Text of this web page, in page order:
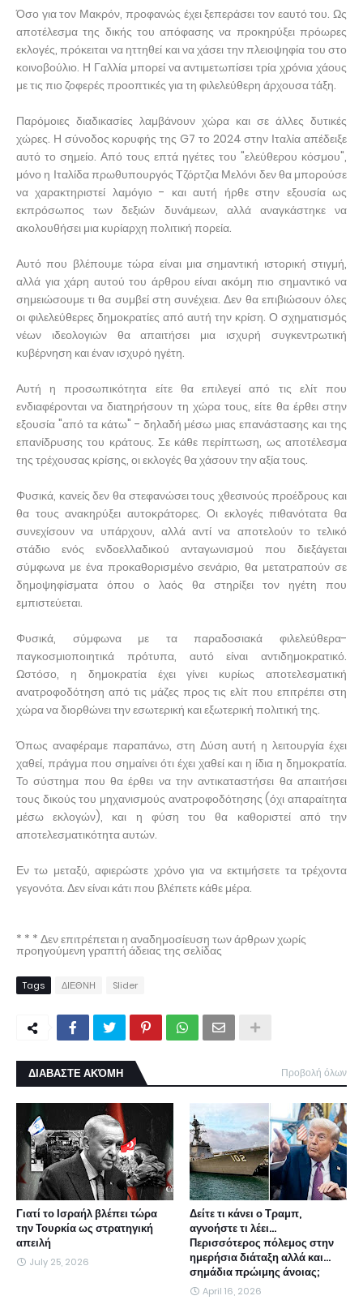
Όσο για τον Μακρόν, προφανώς έχει ξεπεράσει τον εαυτό του. Ως
αποτέλεσμα της δικής του απόφασης να προκηρύξει πρόωρες
εκλογές, πρόκειται να ηττηθεί και να χάσει την πλειοψηφία του στο
κοινοβούλιο. Η Γαλλία μπορεί να αντιμετωπίσει τρία χρόνια χάους
με τις πιο ζοφερές προοπτικές για τη φιλελεύθερη άρχουσα τάξη.
Παρόμοιες διαδικασίες λαμβάνουν χώρα και σε άλλες δυτικές
χώρες. Η σύνοδος κορυφής της G7 το 2024 στην Ιταλία απέδειξε
αυτό το σημείο. Από τους επτά ηγέτες του "ελεύθερου κόσμου",
μόνο η Ιταλίδα πρωθυπουργός Τζόρτζια Μελόνι δεν θα μπορούσε
να χαρακτηριστεί λαμόγιο - και αυτή ήρθε στην εξουσία ως
εκπρόσωπος των δεξιών δυνάμεων, αλλά αναγκάστηκε να
ακολουθήσει μια κυρίαρχη πολιτική πορεία.
Αυτό που βλέπουμε τώρα είναι μια σημαντική ιστορική στιγμή,
αλλά για χάρη αυτού του άρθρου είναι ακόμη πιο σημαντικό να
σημειώσουμε τι θα συμβεί στη συνέχεια. Δεν θα επιβιώσουν όλες
οι φιλελεύθερες δημοκρατίες από αυτή την κρίση. Ο σχηματισμός
νέων ιδεολογιών θα απαιτήσει μια ισχυρή συγκεντρωτική
κυβέρνηση και έναν ισχυρό ηγέτη.
Αυτή η προσωπικότητα είτε θα επιλεγεί από τις ελίτ που
ενδιαφέρονται να διατηρήσουν τη χώρα τους, είτε θα έρθει στην
εξουσία "από τα κάτω" - δηλαδή μέσω μιας επανάστασης και της
επανίδρυσης του κράτους. Σε κάθε περίπτωση, ως αποτέλεσμα
της τρέχουσας κρίσης, οι εκλογές θα χάσουν την αξία τους.
Φυσικά, κανείς δεν θα στεφανώσει τους χθεσινούς προέδρους και
θα τους ανακηρύξει αυτοκράτορες. Οι εκλογές πιθανότατα θα
συνεχίσουν να υπάρχουν, αλλά αντί να αποτελούν το τελικό
στάδιο ενός ενδοελλαδικού ανταγωνισμού που διεξάγεται
σύμφωνα με ένα προκαθορισμένο σενάριο, θα μετατραπούν σε
δημοψηφίσματα όπου ο λαός θα στηρίξει τον ηγέτη που
εμπιστεύεται.
Φυσικά, σύμφωνα με τα παραδοσιακά φιλελεύθερα-
παγκοσμιοποιητικά πρότυπα, αυτό είναι αντιδημοκρατικό.
Ωστόσο, η δημοκρατία έχει γίνει κυρίως αποτελεσματική
ανατροφοδότηση από τις μάζες προς τις ελίτ που επιτρέπει στη
χώρα να διορθώνει την εσωτερική και εξωτερική πολιτική της.
Όπως αναφέραμε παραπάνω, στη Δύση αυτή η λειτουργία έχει
χαθεί, πράγμα που σημαίνει ότι έχει χαθεί και η ίδια η δημοκρατία.
Το σύστημα που θα έρθει να την αντικαταστήσει θα απαιτήσει
τους δικούς του μηχανισμούς ανατροφοδότησης (όχι απαραίτητα
μέσω εκλογών), και η φύση του θα καθοριστεί από την
αποτελεσματικότητα αυτών.
Εν τω μεταξύ, αφιερώστε χρόνο για να εκτιμήσετε τα τρέχοντα
γεγονότα. Δεν είναι κάτι που βλέπετε κάθε μέρα.
* * * Δεν επιτρέπεται η αναδημοσίευση των άρθρων χωρίς
προηγούμενη γραπτή άδειας της σελίδας
Tags ΔΙΕΘΝΗ Slider
ΔΙΑΒΑΣΤΕ ΑΚΌΜΗ Προβολή όλων
Γιατί το Ισραήλ βλέπει τώρα
την Τουρκία ως στρατηγική
απειλή
July 25, 2026
Δείτε τι κάνει ο Τραμπ,
αγνοήστε τι λέει...
Περισσότερος πόλεμος στην
ημερήσια διάταξη αλλά και...
σημάδια πρώιμης άνοιας;
April 16, 2026